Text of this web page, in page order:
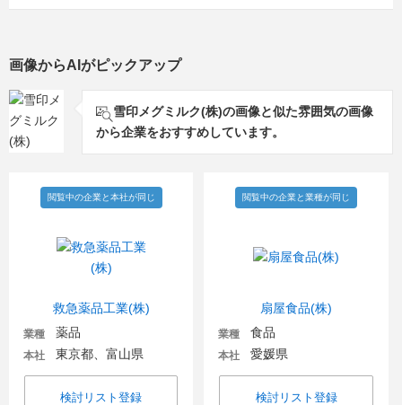
画像からAIがピックアップ
雪印メグミルク(株)の画像と似た雰囲気の画像
から企業をおすすめしています。
救急薬品工業(株)
閲覧中の企業と本社が同じ
業種 薬品
本社 東京都、富山県
検討リスト登録
扇屋食品(株)
閲覧中の企業と業種が同じ
業種 食品
本社 愛媛県
検討リスト登録